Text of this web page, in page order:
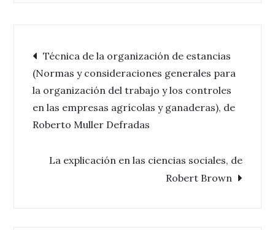
Navegación
de
entradas
Técnica de la organización de estancias
(Normas y consideraciones generales para
la organización del trabajo y los controles
en las empresas agrícolas y ganaderas), de
Roberto Muller Defradas
La explicación en las ciencias sociales, de
Robert Brown